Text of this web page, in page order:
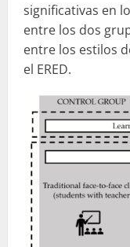
significativas en
entre los dos
entre los estilos
el ERED.